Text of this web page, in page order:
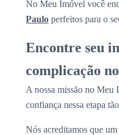
No Meu Imóvel você
Paulo perfeitos para o
Encontre seu
complicação
A nossa missão no Meu
confiança nessa etapa
Nós acreditamos que